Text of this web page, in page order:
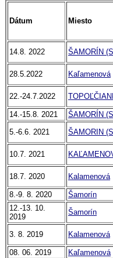
Dátum Miesto
14.8. 2022 ŠAMORÍN
28.5.2022 Kaľamenová
22.-24.7.2022
14.-15.8. 2021 ŠAMORÍN
5.-6.6. 2021
ŠAMORIN
10.7. 2021
18.7. 2020 Kalamenová
8.-9. 8. 2020 Šamorín
12.-13. 10.
2019
Šamorín
3. 8. 2019 Kalamenová
08. 06. 2019 Kaľamenová